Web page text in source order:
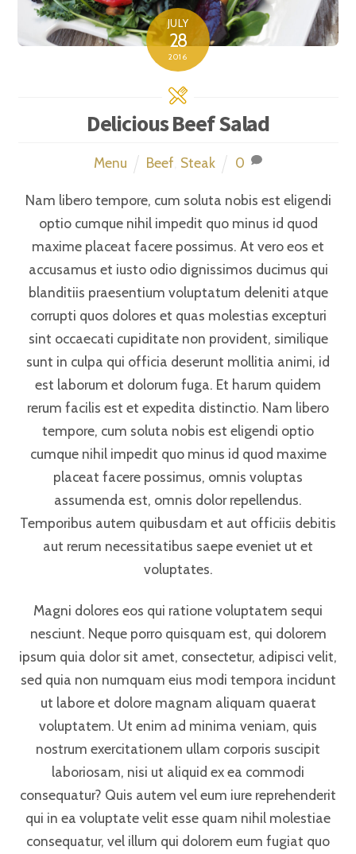
JULY
28
2016
Delicious Beef Salad
Menu Beef Steak 0
Nam libero tempore, cum soluta nobis est eligendi
optio cumque nihil impedit quo minus id quod
maxime placeat facere possimus. At vero eos et
accusamus et iusto odio dignissimos ducimus qui
blanditiis praesentium voluptatum deleniti atque
corrupti quos dolores et quas molestias excepturi
sint occaecati cupiditate non provident, similique
sunt in culpa qui officia deserunt mollitia animi, id
est laborum et dolorum fuga. Et harum quidem
rerum facilis est et expedita distinctio. Nam libero
tempore, cum soluta nobis est eligendi optio
cumque nihil impedit quo minus id quod maxime
placeat facere possimus, omnis voluptas
assumenda est, omnis dolor repellendus.
Temporibus autem quibusdam et aut officiis debitis
aut rerum necessitatibus saepe eveniet ut et
voluptates.
Magni dolores eos qui ratione voluptatem sequi
nesciunt. Neque porro quisquam est, qui dolorem
ipsum quia dolor sit amet, consectetur, adipisci velit,
sed quia non numquam eius modi tempora incidunt
ut labore et dolore magnam aliquam quaerat
voluptatem. Ut enim ad minima veniam, quis
nostrum exercitationem ullam corporis suscipit
laboriosam, nisi ut aliquid ex ea commodi
consequatur? Quis autem vel eum iure reprehenderit
qui in ea voluptate velit esse quam nihil molestiae
consequatur, vel illum qui dolorem eum fugiat quo